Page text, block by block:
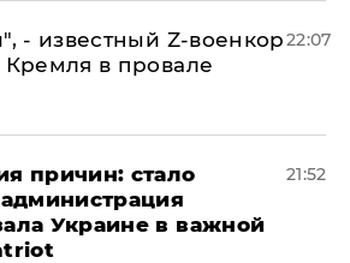
- известный Z-военкор
Кремля в провале
22:07
причин: стало
Украине в важной
21:52